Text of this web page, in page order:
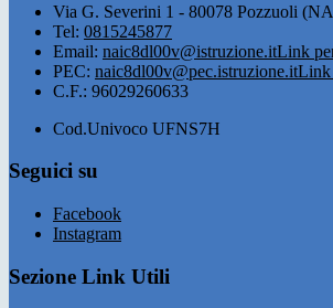
Via G. Severini 1 - 80078 Pozzuoli
Tel: 0815245877
Email: naic8dl00v@istruzione.itLink
PEC: naic8dl00v@pec.istruzione.itLink
C.F.: 96029260633
Cod.Univoco UFNS7H
Seguici su
Facebook
Instagram
Sezione Link Utili